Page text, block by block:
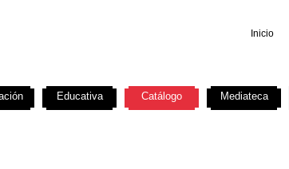
Inicio
Educativa Catálogo Mediateca